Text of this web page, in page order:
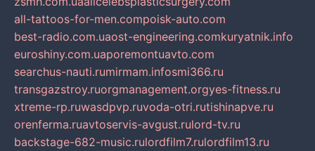
all-tattoos-for-men.compoisk-auto.com
best-radio.com.uaost-engineering.comkuryatnik.info
euroshiny.com.uaporemontuavto.com
searchus-nauti.rumirmam.infosmi366.ru
transgazstroy.ruorgmanagement.orgyes-fitness.ru
xtreme-rp.ruwasdpvp.ruvoda-otri.rutishinapve.ru
orenferma.ruavtoservis-avgust.rulord-tv.ru
backstage-682-music.rulordfilm7.rulordfilm13.ru